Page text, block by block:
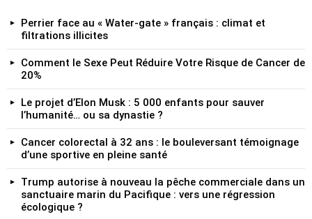
Perrier face au « Water‑gate » français : climat et
filtrations illicites
Comment le Sexe Peut Réduire Votre Risque de Cancer de
20%
Le projet d’Elon Musk : 5 000 enfants pour sauver
l’humanité… ou sa dynastie ?
Cancer colorectal à 32 ans : le bouleversant témoignage
d’une sportive en pleine santé
Trump autorise à nouveau la pêche commerciale dans un
sanctuaire marin du Pacifique : vers une régression
écologique ?